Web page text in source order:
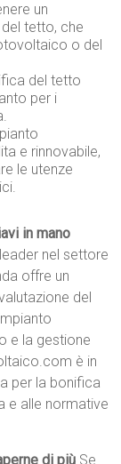
un
tetto, che
o del
del tetto
per i
e rinnovabile,
le utenze
in mano
nel settore
offre un
del
e la gestione
è in
per la bonifica
e alle normative
di più Se